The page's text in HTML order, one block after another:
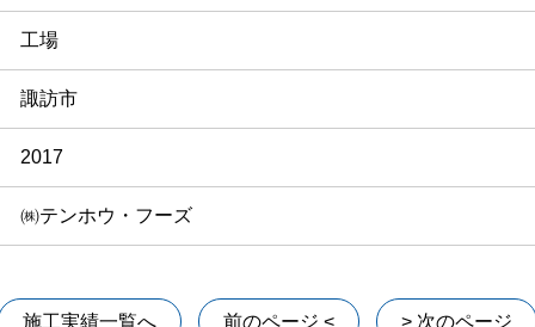
工場
諏訪市
2017
㈱テンホウ・フーズ
施工実績一覧へ 前のページ < > 次のページ